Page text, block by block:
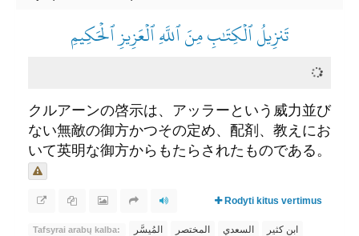
تَنزِيلُ ٱلۡكِتَٰبِ مِنَ ٱللَّهِ ٱلۡعَزِيزِ ٱلۡحَكِيمِ
クルアーンの啓示は、アッラーという威力並び
ない無敵の御方かつその定め、配剤、教えにお
いて英明な御方からもたらされたものである。
Rodyti kitus vertimus
Tafsyrai arabų kalba: المُيسَّر المختصر السعدي
ابن كثير